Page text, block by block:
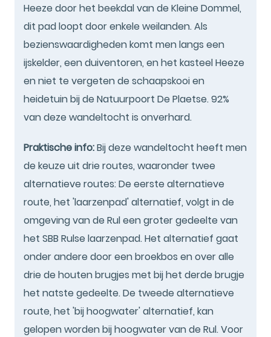
Heeze door het beekdal van de Kleine Dommel,
dit pad loopt door enkele weilanden. Als
bezienswaardigheden komt men langs een
ijskelder, een duiventoren, en het kasteel Heeze
en niet te vergeten de schaapskooi en
heidetuin bij de Natuurpoort De Plaetse. 92%
van deze wandeltocht is onverhard.
Praktische info:Bij deze wandeltocht heeft men
de keuze uit drie routes, waaronder twee
alternatieve routes: De eerste alternatieve
route, het 'laarzenpad' alternatief, volgt in de
omgeving van de Rul een groter gedeelte van
het SBB Rulse laarzenpad. Het alternatief gaat
onder andere door een broekbos en over alle
drie de houten brugjes met bij het derde brugje
het natste gedeelte. De tweede alternatieve
route, het 'bij hoogwater' alternatief, kan
gelopen worden bij hoogwater van de Rul. Voor